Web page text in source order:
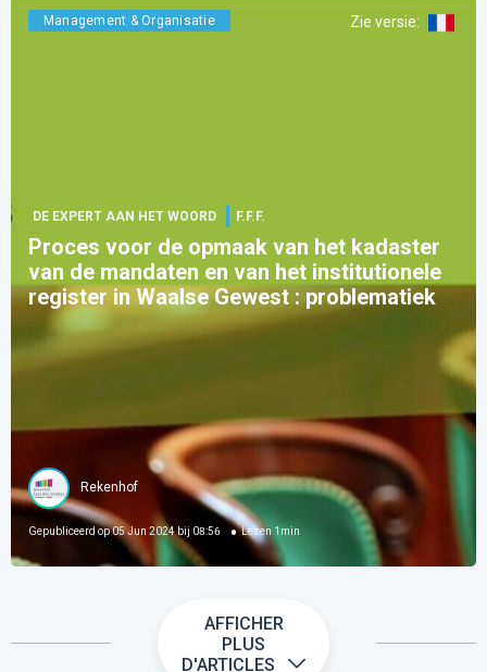
Management & Organisatie Zie versie:
DE EXPERT AAN HET WOORD F.F.F.
Proces voor de opmaak van het kadaster
van de mandaten en van het institutionele
register in Waalse Gewest : problematiek
Rekenhof
Gepubliceerd op05 Jun 2024 bij 08:56 Lezen 1 min
AFFICHER
PLUS
D'ARTICLES